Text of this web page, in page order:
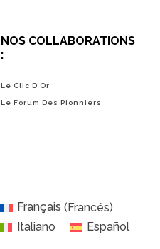
NOS COLLABORATIONS
:
Le Clic D’Or
Le Forum Des Pionniers
Français (Francés)
Italiano Español